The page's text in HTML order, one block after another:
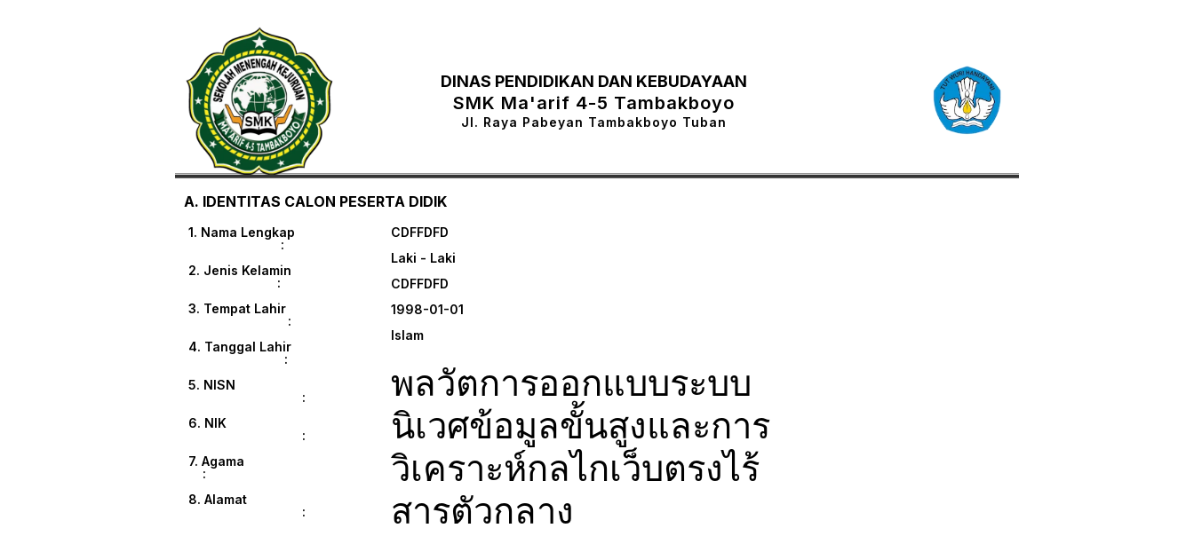
DINAS PENDIDIKAN DAN KEBUDAYAAN
SMK Ma'arif 4-5 Tambakboyo
Jl. Raya Pabeyan Tambakboyo Tuban
A. IDENTITAS CALON PESERTA DIDIK
1. Nama Lengkap
:
2. Jenis Kelamin
:
3. Tempat Lahir
:
4. Tanggal Lahir
:
5. NISN
:
6. NIK
:
7. Agama
:
8. Alamat
:
CDFFDFD
Laki - Laki
CDFFDFD
1998-01-01
Islam
พลวัตการออกแบบระบบ
นิเวศข้อมูลขั้นสูงและการ
วิเคราะห์กลไกเว็บตรงไร้
สารตัวกลาง